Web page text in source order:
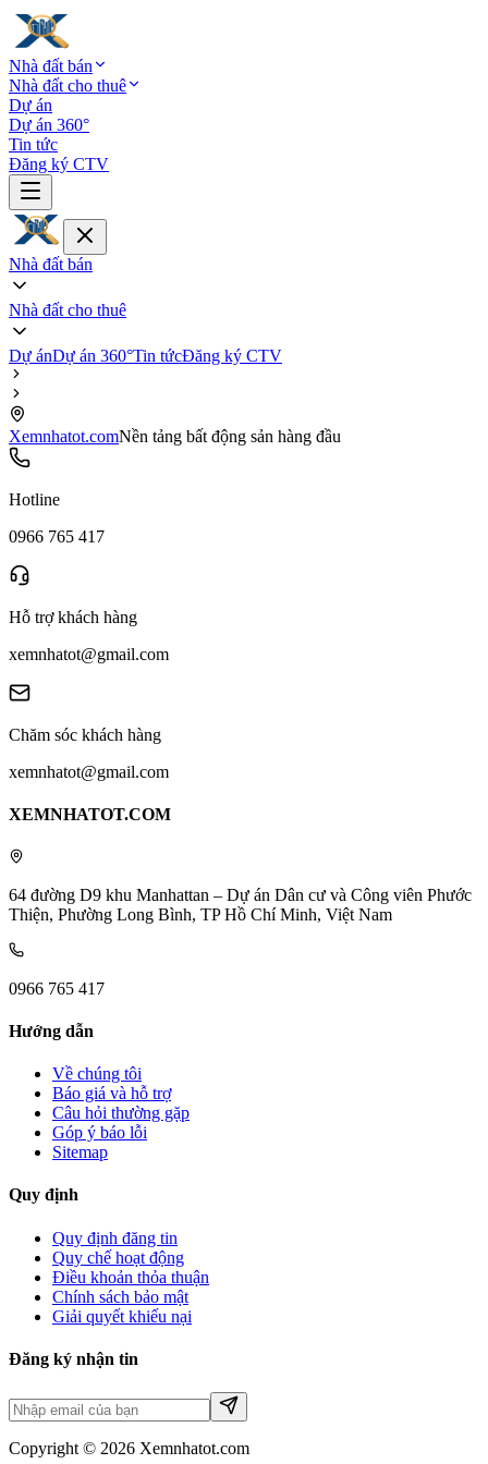
Nhà đất bán
Nhà đất cho thuê
Dự án
Dự án 360°
Tin tức
Đăng ký CTV
Nhà đất bán
Nhà đất cho thuê
Dự ánDự án 360°Tin tứcĐăng ký CTV
Xemnhatot.comNền tảng bất động sản hàng đầu
Hotline
0966 765 417
Hỗ trợ khách hàng
xemnhatot@gmail.com
Chăm sóc khách hàng
xemnhatot@gmail.com
XEMNHATOT.COM
64 đường D9 khu Manhattan – Dự án Dân cư và Công viên Phước
Thiện, Phường Long Bình, TP Hồ Chí Minh, Việt Nam
0966 765 417
Hướng dẫn
Về chúng tôi
Báo giá và hỗ trợ
Câu hỏi thường gặp
Góp ý báo lỗi
Sitemap
Quy định
Quy định đăng tin
Quy chế hoạt động
Điều khoản thỏa thuận
Chính sách bảo mật
Giải quyết khiếu nại
Đăng ký nhận tin
Copyright © 2026 Xemnhatot.com